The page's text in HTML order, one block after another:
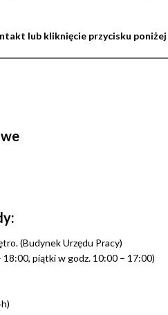
lub kliknięcie przycisku poniżej
(Budynek Urzędu Pracy)
piątki w godz. 10:00 – 17:00)